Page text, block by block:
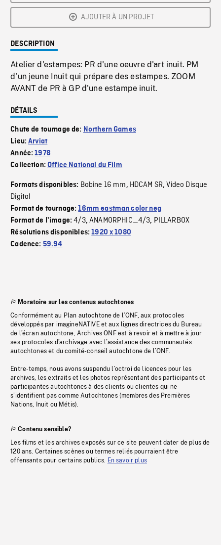
AJOUTER À UN PROJET
DESCRIPTION
Atelier d'estampes: PR d'une oeuvre d'art inuit. PM
d'un jeune Inuit qui prépare des estampes. ZOOM
AVANT de PR à GP d'une estampe inuit.
DÉTAILS
Chute de tournage de: Northern Games
Lieu:Arviat
Année:1978
Collection:Office National du Film
Formats disponibles: Bobine 16 mm, HDCAM SR,Video Disque
Digital
Format de tournage:16mm eastman color neg
Format de l'image:4/3,ANAMORPHIC_4/3, PILLARBOX
Résolutions disponibles:1920 x 1080
Cadence: 59.94
Moratoire sur les contenus autochtones
Conformément au Plan autochtone de l’ONF, aux protocoles
développés par imagineNATIVE et aux lignes directrices du Bureau
de l’écran autochtone, Archives ONF est à revoir et à mettre à jour
ses protocoles d’archivage avec l’assistance des communautés
autochtones et du comité-conseil autochtone de l’ONF.
Entre-temps, nous avons suspendu l’octroi de licences pour les
archives, les extraits et les photos représentant des participants et
participantes autochtones à des clients ou clientes qui ne
s’identifient pas comme Autochtones (membres des Premières
Nations, Inuit ou Métis).
Contenu sensible?
Les films et les archives exposés sur ce site peuvent dater de plus de
120 ans. Certaines scènes ou termes reliés pourraient être
offensants pour certains publics. En savoir plus